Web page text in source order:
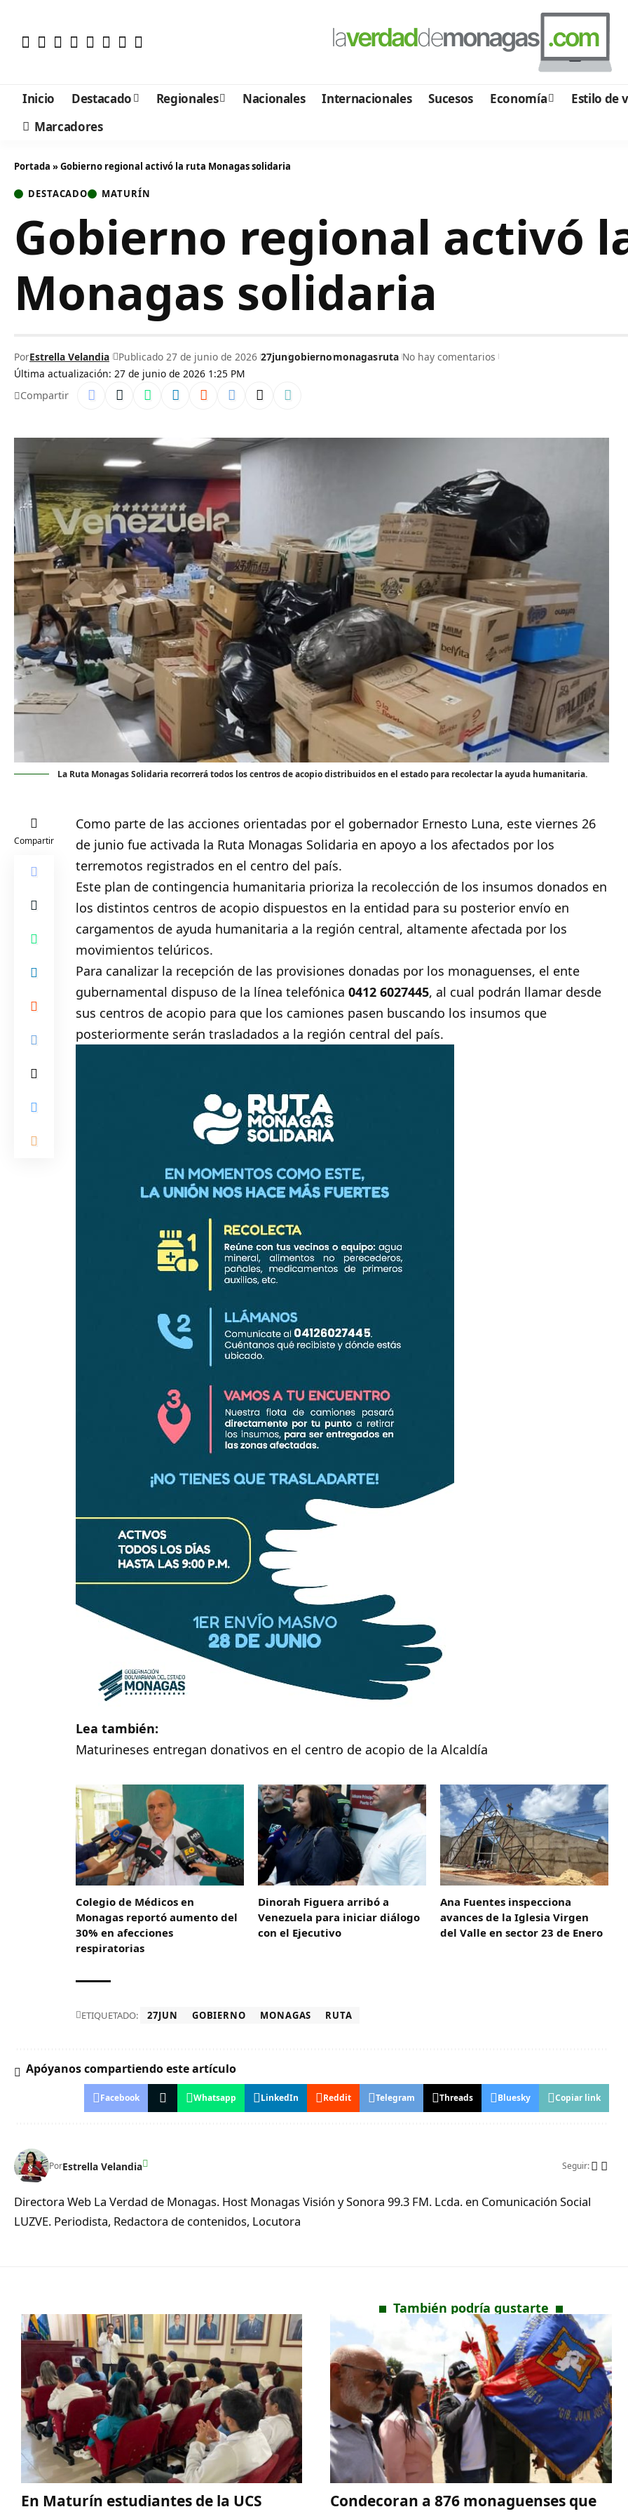
Inicio Destacado Regionales Nacionales Internacionales Sucesos Economía Estilo de
Marcadores
Portada »Gobierno regional activó la ruta Monagas solidaria
DESTACADO MATURÍN
Gobierno regional activó
Monagas solidaria
Última actualización: 27 de junio de 2026 1:25 PM
PorEstrella Velandia Publicado 27 de junio de 2026 27jungobiernomonagasruta No hay comentarios
Compartir
La Ruta Monagas Solidaria recorrerá todos los centros de acopio distribuidos en el estado para recolectar la ayuda humanitaria.
Compartir
Como parte de las acciones orientadas por el gobernador Ernesto Luna, este viernes 26
de junio fue activada la Ruta Monagas Solidaria en apoyo a los afectados por los
terremotos registrados en el centro del país.
Este plan de contingencia humanitaria prioriza la recolección de los insumos donados en
los distintos centros de acopio dispuestos en la entidad para su posterior envío en
cargamentos de ayuda humanitaria a la región central, altamente afectada por los
movimientos telúricos.
Para canalizar la recepción de las provisiones donadas por los monaguenses, el ente
gubernamental dispuso de la línea telefónica0412 6027445, al cual podrán llamar desde
sus centros de acopio para que los camiones pasen buscando los insumos que
posteriormente serán trasladados a la región central del país.
Lea también:
Maturineses entregan donativos en el centro de acopio de la Alcaldía
Colegio de Médicos en
Monagas reportó aumento del
30% en afecciones
respiratorias
Dinorah Figuera arribó a
Venezuela para iniciar diálogo
con el Ejecutivo
Ana Fuentes inspecciona
avances de la Iglesia Virgen
del Valle en sector 23 de Enero
ETIQUETADO: 27JUN GOBIERNO MONAGAS RUTA
Apóyanos compartiendo este artículo
Facebook Whatsapp LinkedIn Reddit Telegram Threads Bluesky Copiar link
PorEstrella Velandia Seguir:
Directora Web La Verdad de Monagas. Host Monagas Visión y Sonora 99.3 FM. Lcda. en Comunicación Social
LUZVE. Periodista, Redactora de contenidos, Locutora
También podría gustarte
En Maturín estudiantes de la UCS
Condecoran a 876 monaguenses que